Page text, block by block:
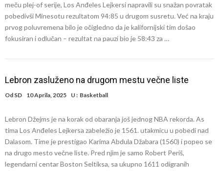
meču plej-of serije, Los Anđeles Lejkersi napravili su snažan povratak
pobedivši Minesotu rezultatom 94:85 u drugom susretu. Već na kraju
prvog poluvremena bilo je očigledno da je kalifornijski tim došao
fokusiran i odlučan – rezultat na pauzi bio je 58:43 za …
Lebron zasluženo na drugom mestu večne liste
Od SD 10 Aprila, 2025 U : Basketball
Lebron Džejms je na korak od obaranja još jednog NBA rekorda. As
tima Los Anđeles Lejkersa zabeležio je 1561. utakmicu u pobedi nad
Dalasom. Time je prestigao Karima Abdula Džabara (1560) i popeo se
na drugo mesto večne liste. Pred njim je samo Robert Periš,
legendarni centar Boston Seltiksa, sa ukupno 1611 odigranih